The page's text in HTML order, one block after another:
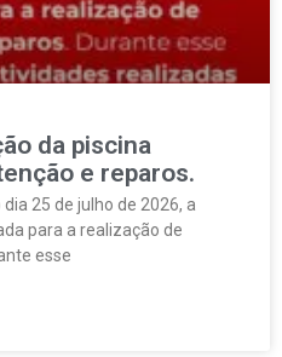
da piscina
e reparos.
25 de julho de 2026, a
para a realização de
esse